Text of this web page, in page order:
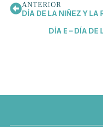
ANTERIOR
DÍA DE LA NIÑEZ Y LA
DÍA E – DÍA DE